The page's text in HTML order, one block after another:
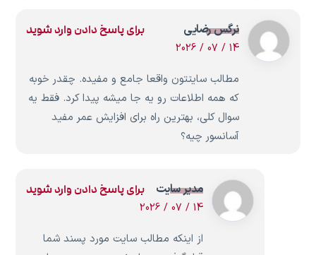
نرگس رضایی
14 / 07 / 2026
مطالب سایتتون واقعا جامع و مفیده. چقدر خوبه
که همه اطلاعات رو یه جا میشه پیدا کرد. فقط یه
سوال کلی، بهترین راه برای افزایش عمر مفید
آسانسور چیه؟
برای پاسخ دادن وارد شوید
مدیر سایت
14 / 07 / 2026
از اینکه مطالب سایت مورد پسند شما
برای پاسخ دادن وارد شوید